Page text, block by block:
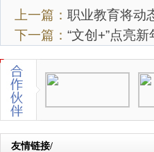
上一篇： 职业教育将动
下一篇： “文创+”点亮
友情链接/